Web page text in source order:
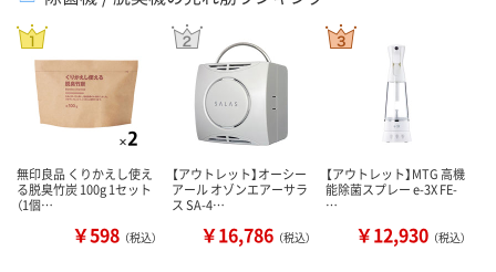
無印良品 くりかえし使え
る脱臭竹炭 100g 1セット
（1個…
￥598 （税込）
【アウトレット】オーシー
アール オゾンエアーサラ
ス SA-4…
￥16,786 （税込）
【アウトレット】MTG 高機
能除菌スプレー e-3X FE-
…
￥12,930 （税込）